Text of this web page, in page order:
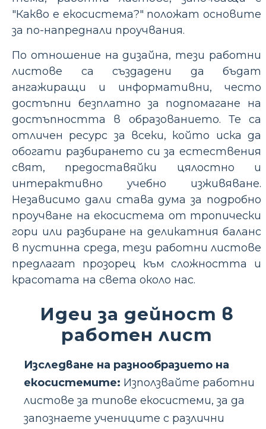
"Какво е екосистема?" положат основите
за по-напреднали проучвания.
По отношение на дизайна, тези работни
листове са създадени да бъдат
ангажиращи и информативни, често
достъпни безплатно за подпомагане на
достъпността в образованието. Те са
отличен ресурс за всеки, който иска да
обогати разбирането си за естествения
свят, предоставяйки цялостно и
интерактивно учебно изживяване.
Независимо дали става дума за подробно
проучване на екосистема от тропически
гори или разбиране на деликатния баланс
в пустинна среда, тези работни листове
предлагат прозорец към сложността и
красотата на света около нас.
Идеи за дейност в
работен лист
Изследване на разнообразието на
екосистемите: Използвайте работни
листове за типове екосистеми, за да
запознаете учениците с различни